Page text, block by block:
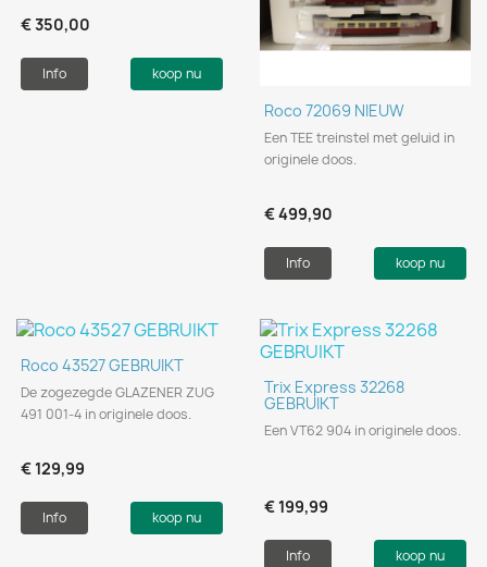
€ 350,00
Info koop nu
Roco 72069 NIEUW
Een TEE treinstel met geluid in
originele doos.
€ 499,90
Info koop nu
Roco 43527 GEBRUIKT
De zogezegde GLAZENER ZUG
491 001-4 in originele doos.
€ 129,99
Info koop nu
Trix Express 32268
GEBRUIKT
Een VT62 904 in originele doos.
€ 199,99
Info koop nu